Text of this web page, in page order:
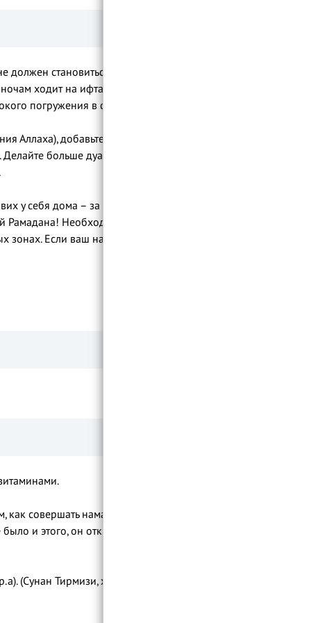
становиться месяцем сна и
ходит на ифтары и в гости. Однако
погружения в священный месяц.
Аллаха), добавьте желательные
больше дуа (мольб) и просите
у себя дома – за это женщине
Рамадана! Необходимо учитывать, что в
зонах. Если ваш населенный пункт
и этого, он открывал свой пост
(Сунан Тирмизи, хадис 696 и Сунан